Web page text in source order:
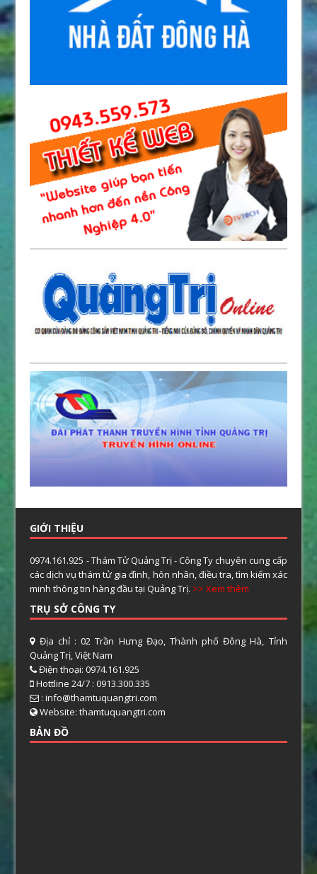
GIỚI THIỆU
0974.161.925 - Thám Tử Quảng Trị - Công Ty chuyên cung cấp
các dịch vụ thám tử gia đình, hôn nhân, điều tra, tìm kiếm xác
minh thông tin hàng đầu tại Quảng Trị. >> Xem thêm
TRỤ SỞ CÔNG TY
Địa chỉ : 02 Trần Hưng Đạo, Thành phố Đông Hà, Tỉnh
Quảng Trị, Việt Nam
Điện thoại: 0974.161.925
Hottline 24/7 : 0913.300.335
: info@thamtuquangtri.com
Website: thamtuquangtri.com
BẢN ĐỒ